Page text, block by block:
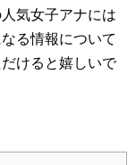
気女子アナには
る情報について
けると嬉しいで